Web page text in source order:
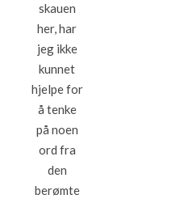
skauen
her, har
jeg ikke
kunnet
hjelpe for
å tenke
på noen
ord fra
den
berømte